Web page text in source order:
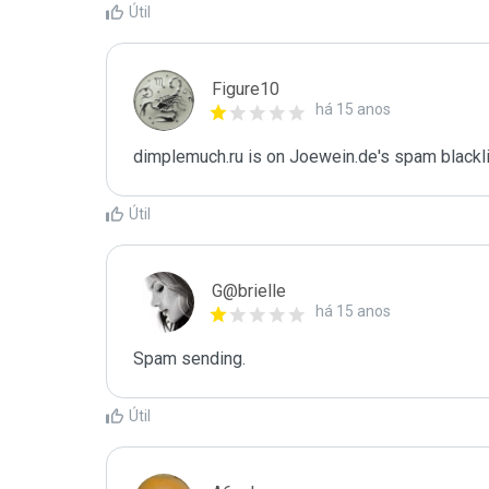
Útil
Figure10
há 15 anos
dimplemuch.ru is on Joewein.de's spam
Útil
G@brielle
há 15 anos
Spam sending.
Útil